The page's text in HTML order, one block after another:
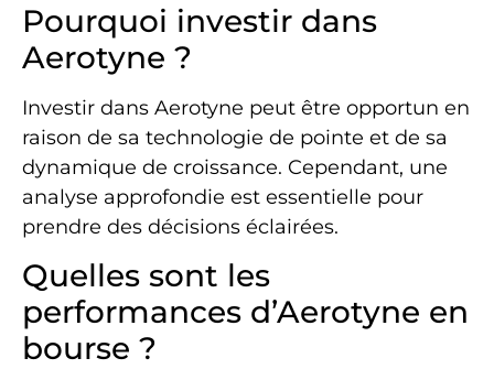
Pourquoi investir dans
Aerotyne ?
Investir dans Aerotyne peut être opportun en
raison de sa technologie de pointe et de sa
dynamique de croissance. Cependant, une
analyse approfondie est essentielle pour
prendre des décisions éclairées.
Quelles sont les
performances d’Aerotyne en
bourse ?